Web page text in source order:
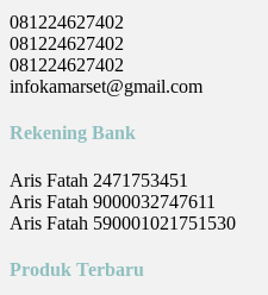
081224627402
081224627402
081224627402
infokamarset@gmail.com
Rekening Bank
Aris Fatah 2471753451
Aris Fatah 9000032747611
Aris Fatah 590001021751530
Produk Terbaru